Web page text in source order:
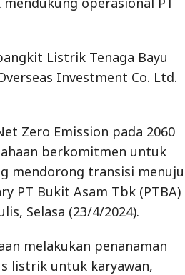
Listrik Tenaga Bayu
Investment Co. Ltd.
Zero Emission pada 2060
berkomitmen untuk
mendorong transisi menuju
PT Bukit Asam Tbk (PTBA)
Selasa (23/4/2024).
melakukan penanaman
listrik untuk karyawan,